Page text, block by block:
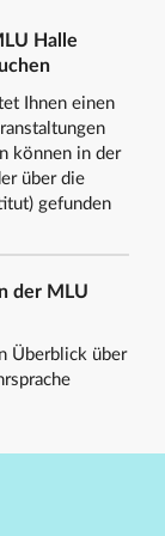
Halle
Ihnen einen
können in der
über die
gefunden
der MLU
Überblick über